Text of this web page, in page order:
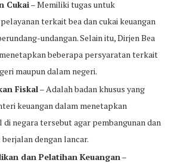
Cukai– Memiliki tugas untuk
terkait bea dan cukai keuangan
undangan. Selain itu, Dirjen Bea
beberapa persyaratan terkait
maupun dalam negeri.
Fiskal– Adalah badan khusus yang
keuangan dalam menetapkan
di negara tersebut agar pembangunan dan
dengan lancar.
dan Pelatihan Keuangan–